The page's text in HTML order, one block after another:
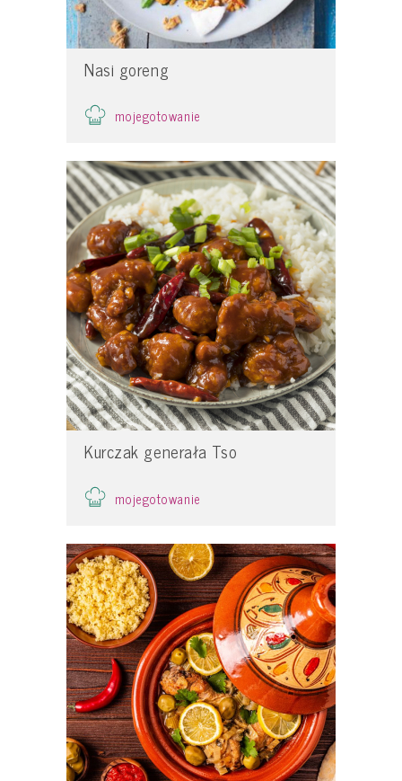
Nasi goreng
mojegotowanie
Kurczak generała Tso
mojegotowanie